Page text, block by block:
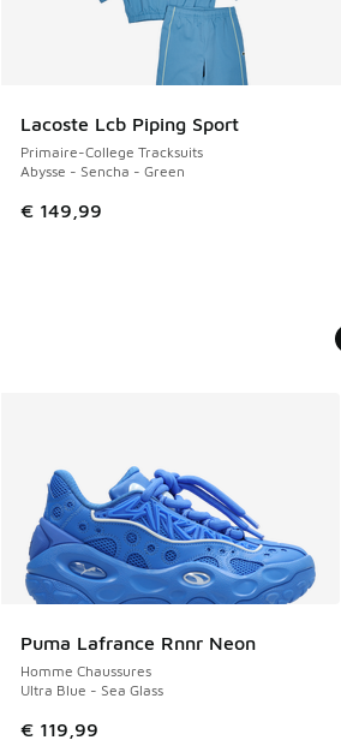
Lacoste Lcb Piping Sport
Primaire-College Tracksuits
Abysse - Sencha - Green
€ 149,99
Puma Lafrance Rnnr Neon
Homme Chaussures
Ultra Blue - Sea Glass
€ 119,99